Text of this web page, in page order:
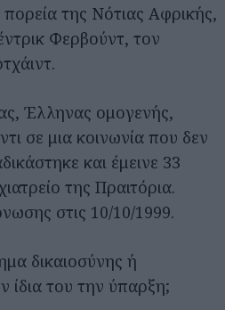
της Νότιας Αφρικής,
Φερβούντ, τον
Έλληνας ομογενής,
σε μια κοινωνία που δεν
και έμεινε 33
της Πραιτόρια.
στις 10/10/1999.
δικαιοσύνης ή
ίδια του την ύπαρξη;